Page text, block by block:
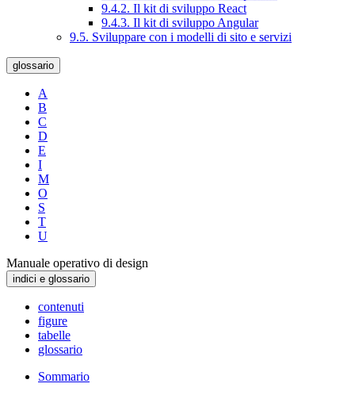
9.4.2. Il kit di sviluppo React
9.4.3. Il kit di sviluppo Angular
9.5. Sviluppare con i modelli di sito e servizi
glossario
A
B
C
D
E
I
M
O
S
T
U
Manuale operativo di design
indici e glossario
contenuti
figure
tabelle
glossario
Sommario